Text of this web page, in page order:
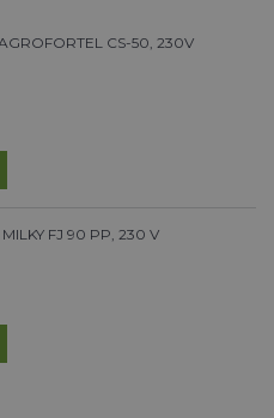
CS-50, 230V
FJ 90 PP, 230 V